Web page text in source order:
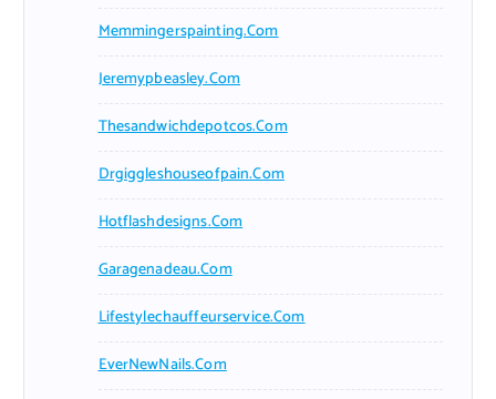
Memmingerspainting.com
Jeremypbeasley.com
Thesandwichdepotcos.com
Drgiggleshouseofpain.com
Hotflashdesigns.com
Garagenadeau.com
Lifestylechauffeurservice.com
EverNewNails.com